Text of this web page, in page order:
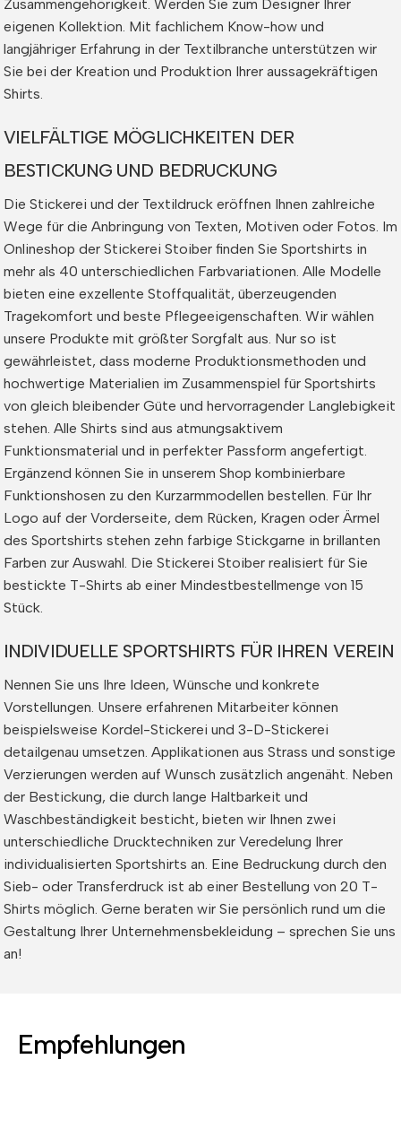
Zusammengehörigkeit. Werden Sie zum Designer Ihrer
eigenen Kollektion. Mit fachlichem Know-how und
langjähriger Erfahrung in der Textilbranche unterstützen wir
Sie bei der Kreation und Produktion Ihrer aussagekräftigen
Shirts.
VIELFÄLTIGE MÖGLICHKEITEN DER
BESTICKUNG UND BEDRUCKUNG
Die Stickerei und der Textildruck eröffnen Ihnen zahlreiche
Wege für die Anbringung von Texten, Motiven oder Fotos. Im
Onlineshop der Stickerei Stoiber finden Sie Sportshirts in
mehr als 40 unterschiedlichen Farbvariationen. Alle Modelle
bieten eine exzellente Stoffqualität, überzeugenden
Tragekomfort und beste Pflegeeigenschaften. Wir wählen
unsere Produkte mit größter Sorgfalt aus. Nur so ist
gewährleistet, dass moderne Produktionsmethoden und
hochwertige Materialien im Zusammenspiel für Sportshirts
von gleich bleibender Güte und hervorragender Langlebigkeit
stehen. Alle Shirts sind aus atmungsaktivem
Funktionsmaterial und in perfekter Passform angefertigt.
Ergänzend können Sie in unserem Shop kombinierbare
Funktionshosen zu den Kurzarmmodellen bestellen. Für Ihr
Logo auf der Vorderseite, dem Rücken, Kragen oder Ärmel
des Sportshirts stehen zehn farbige Stickgarne in brillanten
Farben zur Auswahl. Die Stickerei Stoiber realisiert für Sie
bestickte T-Shirts ab einer Mindestbestellmenge von 15
Stück.
INDIVIDUELLE SPORTSHIRTS FÜR IHREN VEREIN
Nennen Sie uns Ihre Ideen, Wünsche und konkrete
Vorstellungen. Unsere erfahrenen Mitarbeiter können
beispielsweise Kordel-Stickerei und 3-D-Stickerei
detailgenau umsetzen. Applikationen aus Strass und sonstige
Verzierungen werden auf Wunsch zusätzlich angenäht. Neben
der Bestickung, die durch lange Haltbarkeit und
Waschbeständigkeit besticht, bieten wir Ihnen zwei
unterschiedliche Drucktechniken zur Veredelung Ihrer
individualisierten Sportshirts an. Eine Bedruckung durch den
Sieb- oder Transferdruck ist ab einer Bestellung von 20 T-
Shirts möglich. Gerne beraten wir Sie persönlich rund um die
Gestaltung Ihrer Unternehmensbekleidung – sprechen Sie uns
an!
Empfehlungen